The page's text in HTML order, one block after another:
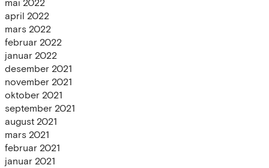
mai 2022
april 2022
mars 2022
februar 2022
januar 2022
desember 2021
november 2021
oktober 2021
september 2021
august 2021
mars 2021
februar 2021
januar 2021